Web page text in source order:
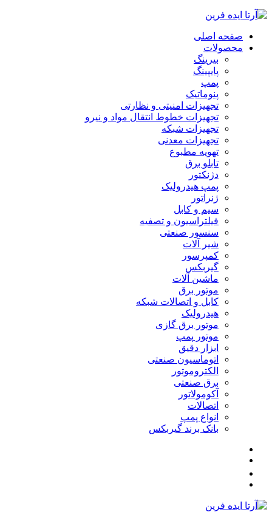
صفحه اصلی
محصولات
بیرینگ
پایپینگ
پمپ
پنوماتیک
تجهیزات امنیتی و نظارتی
تجهیزات خطوط انتقال مواد و نیرو
تجهیزات شبکه
تجهیزات معدنی
تهویه مطبوع
تابلو برق
دژنکتور
پمپ هیدرولیک
ژنراتور
سیم و کابل
فیلتراسیون و تصفیه
سنسور صنعتی
شیر آلات
کمپرسور
گیربکس
ماشین آلات
موتور برق
کابل و اتصالات شبکه
هیدرولیک
موتور برق گازی
موتور پمپ
ابزار دقیق
اتوماسیون صنعتی
الکتروموتور
برق صنعتی
آکومولاتور
اتصالات
انواع پمپ
بانک برند گیربکس